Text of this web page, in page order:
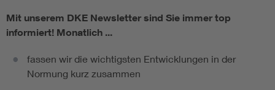
Mit unserem DKE Newsletter sind Sie immer top
informiert! Monatlich ...
fassen wir die wichtigsten Entwicklungen in der
Normung kurz zusammen